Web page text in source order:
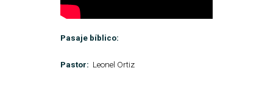
EQUIPO DE TRABAJO
Pasaje bíblico:
Pastor: Leonel Ortiz